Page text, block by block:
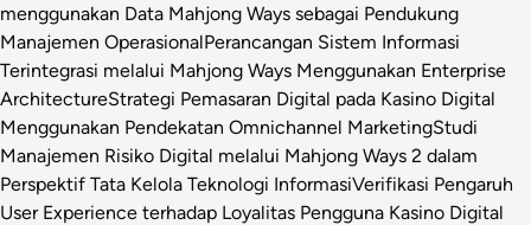
menggunakan Data Mahjong Ways sebagai Pendukung
Manajemen OperasionalPerancangan Sistem Informasi
Terintegrasi melalui Mahjong Ways Menggunakan Enterprise
ArchitectureStrategi Pemasaran Digital pada Kasino Digital
Menggunakan Pendekatan Omnichannel MarketingStudi
Manajemen Risiko Digital melalui Mahjong Ways 2 dalam
Perspektif Tata Kelola Teknologi InformasiVerifikasi Pengaruh
User Experience terhadap Loyalitas Pengguna Kasino Digital